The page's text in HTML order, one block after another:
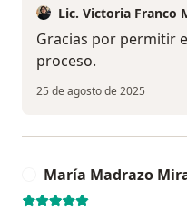
Lic. Victoria Franco
Gracias por permitir
proceso.
25 de agosto de 2025
María Madrazo